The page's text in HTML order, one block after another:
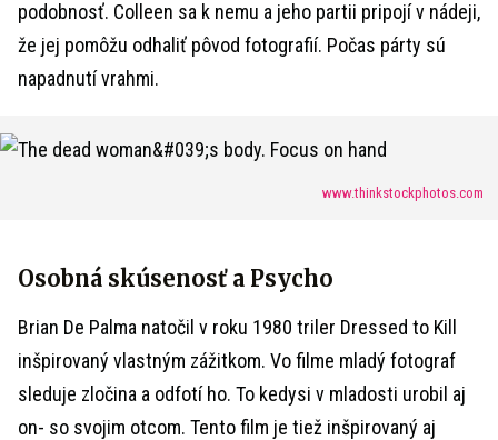
podobnosť. Colleen sa k nemu a jeho partii pripojí v nádeji,
že jej pomôžu odhaliť pôvod fotografií. Počas párty sú
napadnutí vrahmi.
www.thinkstockphotos.com
Osobná skúsenosť a Psycho
Brian De Palma natočil v roku 1980 triler Dressed to Kill
inšpirovaný vlastným zážitkom. Vo filme mladý fotograf
sleduje zločina a odfotí ho. To kedysi v mladosti urobil aj
on- so svojim otcom. Tento film je tiež inšpirovaný aj